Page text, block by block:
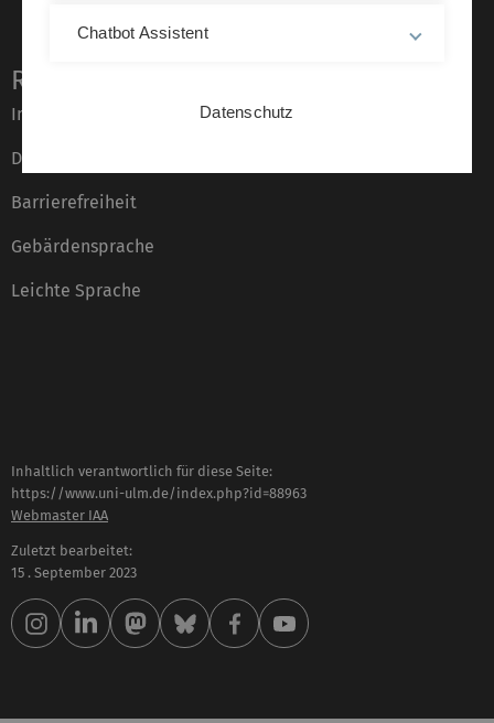
Rechtliche Hinweise
Impressum
Datenschutz
Barrierefreiheit
Gebärdensprache
Leichte Sprache
Inhaltlich verantwortlich für diese Seite:
https://www.uni-ulm.de/index.php?id=88963
Webmaster IAA
Zuletzt bearbeitet:
15 . September 2023
Chatbot Assistent
Datenschutz